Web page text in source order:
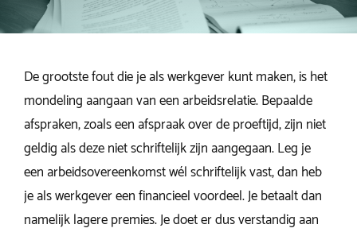
De grootste fout die je als werkgever kunt maken, is het
mondeling aangaan van een arbeidsrelatie. Bepaalde
afspraken, zoals een afspraak over de proeftijd, zijn niet
geldig als deze niet schriftelijk zijn aangegaan. Leg je
een arbeidsovereenkomst wél schriftelijk vast, dan heb
je als werkgever een financieel voordeel. Je betaalt dan
namelijk lagere premies. Je doet er dus verstandig aan